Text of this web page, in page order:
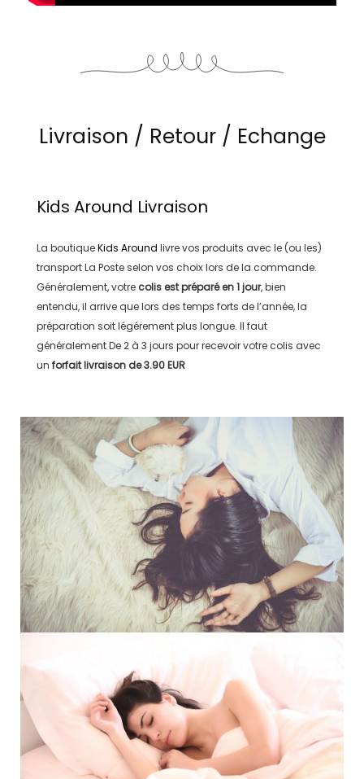
Livraison / Retour / Echange
Kids Around Livraison
La boutiqueKids Around livre vos produits avec le (ou les)
transportLa Posteselon vos choix lors de la commande.
Généralement, votre colis est préparé en1 jour, bien
entendu, il arrive que lors des temps forts de l’année, la
préparation soit légérement plus longue. Il faut
généralementDe 2 à 3 jours pour recevoir votre colis avec
un forfait livraison de3.90 EUR